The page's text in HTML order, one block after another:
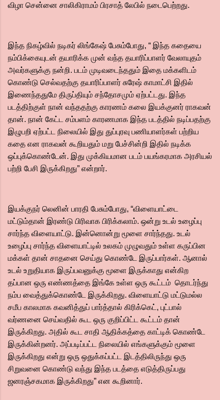
விழா சென்னை சாலிகிராமம் பிரசாத் லேபில் நடைபெற்றது.
இந்த நிகழ்வில் நடிகர் லிங்கேஷ் பேசும்போது, “ இந்த கதையை
நம்பிக்கையுடன் தயாரிக்க முன் வந்த தயாரிப்பாளர் வேலாயுதம்
அவர்களுக்கு நன்றி. படம் முடிவடைந்ததும் இதை மக்களிடம்
கொண்டு செல்வதற்கு தயாரிப்பாளர் சுரேஷ் காமாட்சி இதில்
இணைந்ததுமே திருப்தியும் சந்தோசமும் ஏற்பட்டது. இந்த
படத்திற்குள் நான் வந்ததற்கு காரணம் கலை இயக்குனர் ராகவன்
தான். நான் கேட்ட சம்பளம் காரணமாக இந்த படத்தில் நடிப்பதற்கு
இழுபறி ஏற்பட்ட நிலையில் இது துப்புரவு பணியாளர்கள் பற்றிய
கதை என ராகவன் கூறியதும் மறு பேச்சின்றி இதில் நடிக்க
ஒப்புக்கொண்டேன். இது முக்கியமான படம் பயங்கரமாக அரசியல்
பற்றி பேசி இருக்கிறது” என்றார்.
இயக்குநர் லெனின் பாரதி பேசும்போது, “விளையாட்டை
மட்டும்தான் இரண்டு பிரிவாக பிரிக்கலாம். ஒன்று உடல் உழைப்பு
சார்ந்த விளையாட்டு. இன்னொன்று மூளை சார்ந்தது. உடல்
உழைப்பு சார்ந்த விளையாட்டில் உலகம் முழுவதும் உள்ள கருப்பின
மக்கள் தான் சாதனை செய்து கொண்டே இருப்பார்கள். ஆனால்
உடல் உறுதியாக இருப்பவனுக்கு மூளை இருக்காது என்கிற
தப்பான ஒரு எண்ணத்தை இங்கே உள்ள ஒரு கூட்டம் தொடர்ந்து
நம்ப வைத்துக்கொண்டே இருக்கிறது. விளையாட்டு மட்டுமல்ல
சமீப காலமாக கவனித்துப் பார்த்தால் கிரிக்கெட், புட்பால்
வர்ணனை செய்வதில் கூட ஒரு குறிப்பிட்ட கூட்டம் தான்
இருக்கிறது. அதில் கூட சாதி ஆதிக்கத்தை காட்டிக் கொண்டே
இருக்கின்றனர். அப்படிப்பட்ட நிலையில் எங்களுக்கும் மூளை
இருக்கிறது என்று ஒரு ஒதுக்கப்பட்ட இடத்திலிருந்து ஒரு
சிறுவனை கொண்டு வந்து இந்த படத்தை எடுத்திருப்பது
ஜனரஞ்சகமாக இருக்கிறது” என கூறினார்.